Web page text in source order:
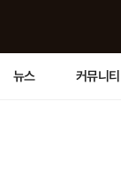
뉴스 커뮤니티